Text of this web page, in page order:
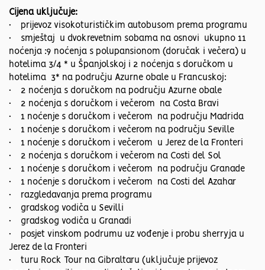
Cijena uključuje:
• prijevoz visokoturističkim autobusom prema programu
• smještaj u dvokrevetnim sobama na osnovi ukupno 11
noćenja :9 noćenja s polupansionom (doručak i večera) u
hotelima 3/4 * u Španjolskoj i 2 noćenja s doručkom u
hotelima 3* na području Azurne obale u Francuskoj:
• 2 noćenja s doručkom na području Azurne obale
• 2 noćenja s doručkom i večerom na Costa Bravi
• 1 noćenje s doručkom i večerom na području Madrida
• 1 noćenje s doručkom i večerom na području Seville
• 1 noćenje s doručkom i večerom u Jerez de la Fronteri
• 2 noćenja s doručkom i večerom na Costi del Sol
• 1 noćenje s doručkom i večerom na području Granade
• 1 noćenje s doručkom i večerom na Costi del Azahar
• razgledavanja prema programu
• gradskog vodiča u Sevilli
• gradskog vodiča u Granadi
• posjet vinskom podrumu uz vođenje i probu sherryja u
Jerez de la Fronteri
• turu Rock Tour na Gibraltaru (uključuje prijevoz